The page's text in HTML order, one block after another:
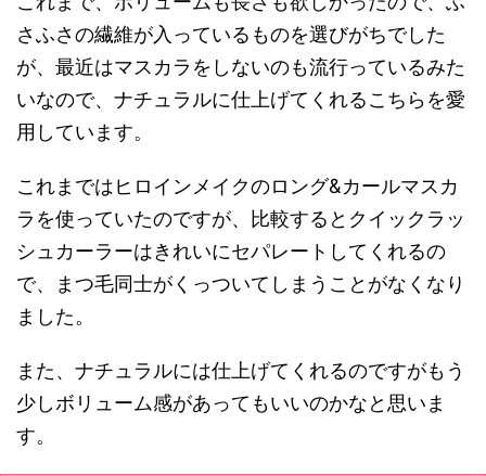
さふさの繊維が入っているものを選びがちでした
が、最近はマスカラをしないのも流行っているみた
いなので、 ナチュラルに仕上げてくれるこちらを愛
用しています。
これまではヒロインメイクのロング&カールマスカ
ラを使っていたのですが、比較する とクイックラッ
シュカーラーはきれいにセパレートしてくれるの
で、まつ毛同士がくっついてしまうことがなくなり
ました。
また、ナチュラルには仕上げてくれるのですがもう
少しボ リューム感があってもいいのかなと思いま
す。